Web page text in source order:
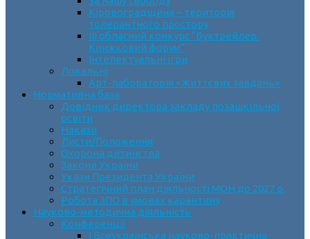
Кіровоградщина – територія
толерантного простору
ІII обласний конкурс “Буктрейлер.
Книжковий форум”
Інтелектуальні ігри
Локальні
Арт-лабораторія «Життєвих завдань»
Нормативна база
Довідник директора закладу позашкільної
освіти
Накази
Листи/Положення
Охорона дитинства
Закони України
Укази Президента України
Стратегічний план діяльності МОН до 2027 р.
Робота ЗПО в умовах карантину
Науково-методична діяльність
Конференції
І Всеукраїнська науково-практична